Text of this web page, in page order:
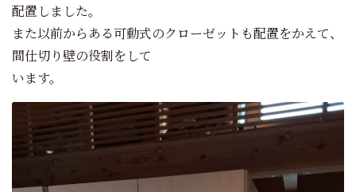
配置しました。
また以前からある可動式のクローゼットも配置をかえて、
間仕切り壁の役割をして
います。